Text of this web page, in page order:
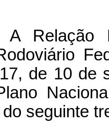
A Relação
de 10 de
seguinte